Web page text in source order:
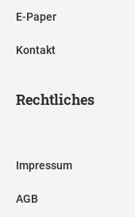
E-Paper
Kontakt
Rechtliches
Impressum
AGB